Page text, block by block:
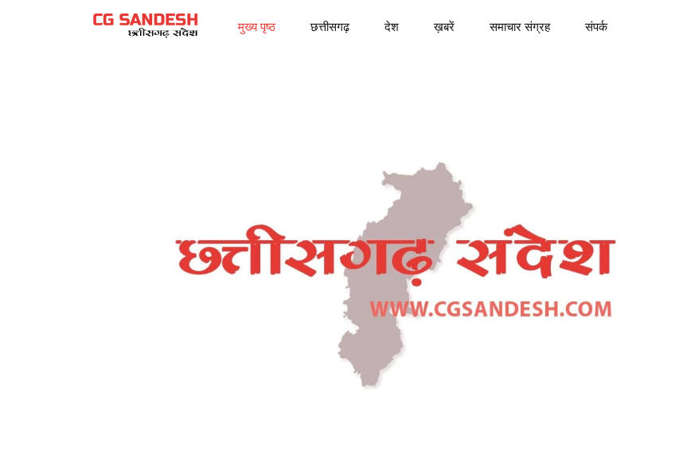
मुख्य पृष्ठ छत्तीसगढ़ देश ख़बरें समाचार संग्रह संपर्क